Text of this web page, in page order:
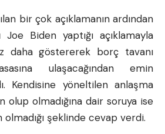
bir çok açıklamanın ardından
Biden yaptığı açıklamayla
daha göstererek borç tavanı
ulaşacağından emin
Kendisine yöneltilen anlaşma
olup olmadığına dair soruya ise
şeklinde cevap verdi.